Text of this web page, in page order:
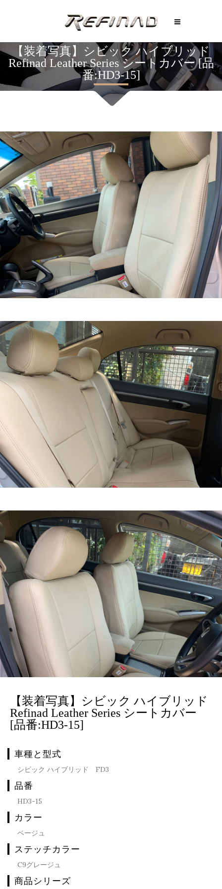
【装着写真】シビック ハイブリッド
Refinad Leather Series シートカバー [品
番:HD3-15]
【装着写真】シビック ハイブリッド
Refinad Leather Series シートカバー
[品番:HD3-15]
車種と型式
シビック ハイブリッド FD3
品番
HD3-15
カラー
ベージュ
ステッチカラー
C9グレージュ
商品シリーズ